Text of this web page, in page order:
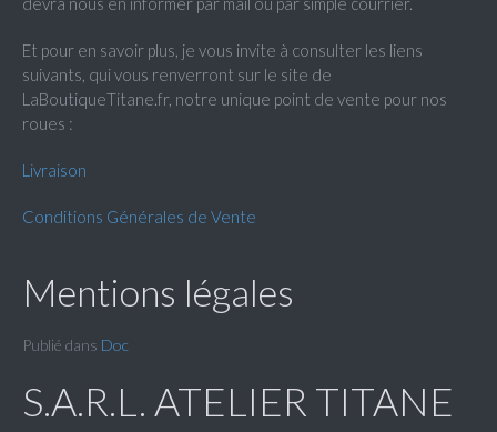
Et pour en savoir plus, je vous invite à consulter les liens
suivants, qui vous renverront sur le site de
LaBoutiqueTitane.fr, notre unique point de vente pour nos
roues :
Livraison
Conditions Générales de Vente
Mentions légales
Publié dans Doc
S.A.R.L. ATELIER TITANE